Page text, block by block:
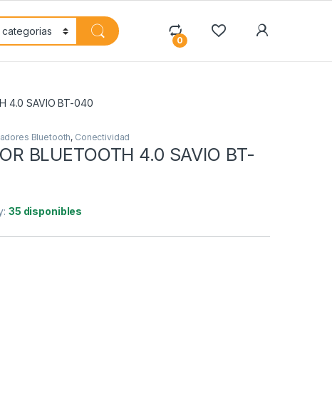
0
4.0 SAVIO BT-040
Bluetooth, Conectividad
BLUETOOTH 4.0 SAVIO BT-
35 disponibles